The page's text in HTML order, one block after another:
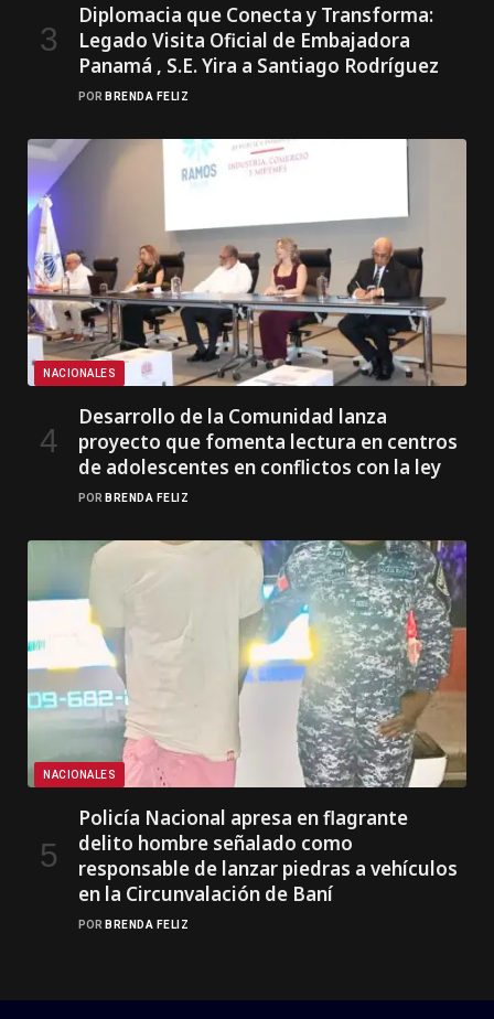
Diplomacia que Conecta y Transforma:
Legado Visita Oficial de Embajadora
Panamá , S.E. Yira a Santiago Rodríguez
POR BRENDA FELIZ
NACIONALES
Desarrollo de la Comunidad lanza
proyecto que fomenta lectura en centros
de adolescentes en conflictos con la ley
POR BRENDA FELIZ
NACIONALES
Policía Nacional apresa en flagrante
delito hombre señalado como
responsable de lanzar piedras a vehículos
en la Circunvalación de Baní
POR BRENDA FELIZ